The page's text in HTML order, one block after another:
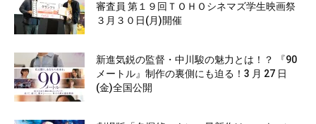
審査員 第１９回ＴＯＨＯシネマズ学生映画祭
３月３０日(月)開催
新進気鋭の監督・中川駿の魅力とは！？ 『90
メートル』制作の裏側にも迫る！3 月 27 日
(金)全国公開